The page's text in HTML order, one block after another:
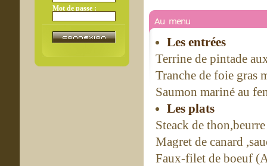
Mot de passe :
Au menu
Les entrées
Terrine de pintade
Tranche de foie gras
Saumon mariné au
Les plats
Steack de
Magret de canard
Faux-filet de boeuf